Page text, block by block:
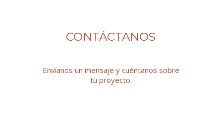
CONTÁCTANOS
Envíanos un mensaje y cuéntanos sobre
tu proyecto.